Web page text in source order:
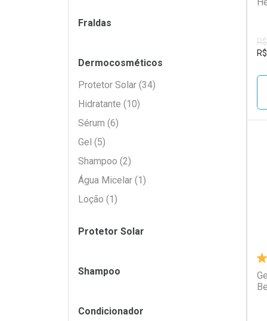
R$
Filtros
Fraldas
Dermocosméticos
Protetor Solar (34)
Hidratante (10)
Sérum (6)
Gel (5)
Shampoo (2)
Água Micelar (1)
Loção (1)
Protetor Solar
Shampoo
Condicionador